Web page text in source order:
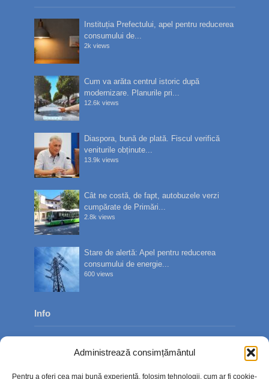
Administrează consimțământul
Pentru a oferi cea mai bună experiență, folosim tehnologii, cum ar fi cookie-
Instituția Prefectului, apel pentru reducerea
consumului de...
2k views
Cum va arăta centrul istoric după
modernizare. Planurile pri...
12.6k views
Diaspora, bună de plată. Fiscul verifică
veniturile obținute...
13.9k views
Cât ne costă, de fapt, autobuzele verzi
cumpărate de Primări...
2.8k views
Stare de alertă: Apel pentru reducerea
consumului de energie...
600 views
Info